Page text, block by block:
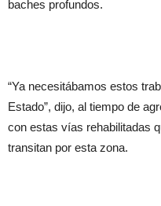
baches profundos.
“Ya necesitábamos estos
Estado”, dijo, al tiempo de
con estas vías rehabilitadas
transitan por esta zona.